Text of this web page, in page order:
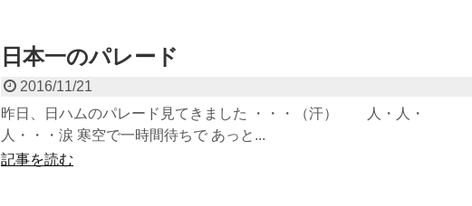
日本一のパレード
2016/11/21
昨日、日ハムのパレード見てきました ・・・（汗） 人・人・
人・・・涙 寒空で一時間待ちで あっと...
記事を読む